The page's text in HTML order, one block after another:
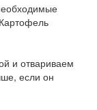
и отвариваем
если он